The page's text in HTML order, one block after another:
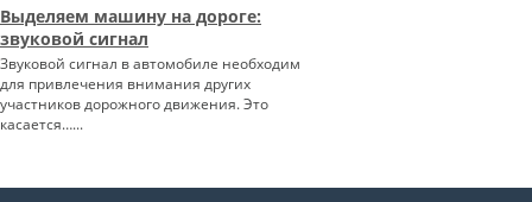
Выделяем машину на дороге:
звуковой сигнал
Звуковой сигнал в автомобиле необходим
для привлечения внимания других
участников дорожного движения. Это
касается…...